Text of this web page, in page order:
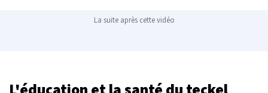
La suite après cette vidéo